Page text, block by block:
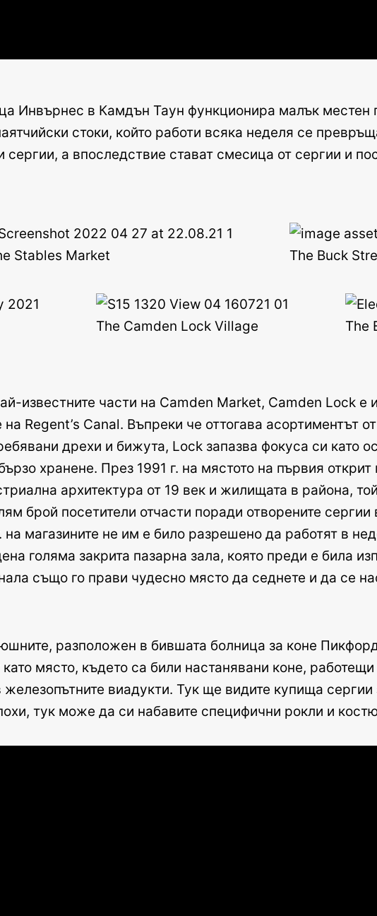
Инвърнес в Камдън Таун функционира малък местен
стоки, който работи всяка неделя се
а впоследствие стават смесица от сергии и
Stables Market The Buck
The Camden Lock Village The
известните части на Camden Market, Camden Lock
Regent’s Canal. Въпреки че оттогава асортиментът
дрехи и бижута, Lock запазва фокуса си като
хранене. През 1991 г. на мястото на първия
архитектура от 19 век и жилищата в района,
брой посетители отчасти поради отворените
на магазините не им е било разрешено да работят в
голяма закрита пазарна зала, която преди е била
също го прави чудесно място да седнете и да се
разположен в бившата болница за коне
място, където са били настанявани коне,
виадукти. Тук ще видите купища
тук може да си набавите специфични рокли и